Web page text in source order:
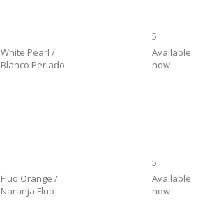
White Pearl /
Blanco Perlado
5
Available
now
Fluo Orange /
Naranja Fluo
5
Available
now